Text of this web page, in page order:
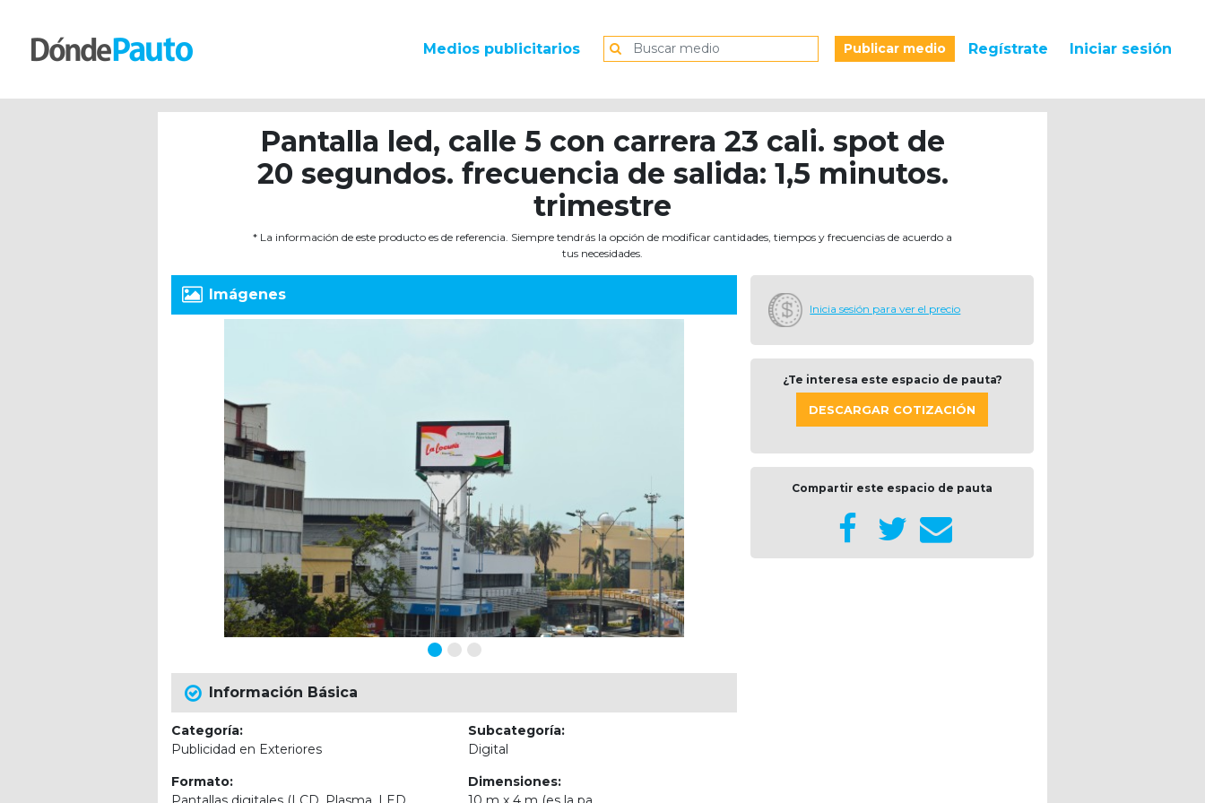
Medios publicitarios Publicar medio Regístrate Iniciar sesión
Pantalla led, calle 5 con carrera 23 cali. spot de
20 segundos. frecuencia de salida: 1,5 minutos.
trimestre
* La información de este producto es de referencia. Siempre tendrás la opción de modificar cantidades, tiempos y frecuencias de acuerdo a
tus necesidades.
Imágenes
Información Básica
Categoría:
Publicidad en Exteriores
Subcategoría:
Digital
Formato:
Dimensiones:
Inicia sesión para ver el precio
¿Te interesa este espacio de pauta?
DESCARGAR COTIZACIÓN
Compartir este espacio de pauta